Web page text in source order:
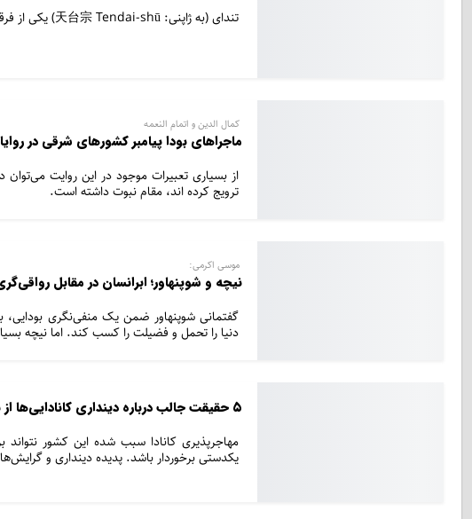
تندای (به ژاپنی: 天台宗 Tendai-shū) یکی از فرقه‌های دین بودایی در ژاپن است که وسط سایچو بنیان‌گذاری شد.
کمال الدین و اتمام النعمه
ماجراهای بودا پیامبر کشورهای شرقی در
از بسیاری تعبیرات موجود در این روایت
ترویج کرده اند، مقام نبوت داشته است.
موسی اکرمی:
نیچه و شوپنهاور؛ ابرانسان در مقابل
گفتمانی شوپنهاور ضمن یک منفی‌نگری بودایی،
دنیا را تحمل و فضیلت را کسب کند. اما نیچه
۵ حقیقت جالب درباره دینداری کانادایی‌ها از نگاه آمار
مهاجرپذیری کانادا سبب شده این کشور نتواند
یکدستی برخوردار باشد. پدیده دینداری و